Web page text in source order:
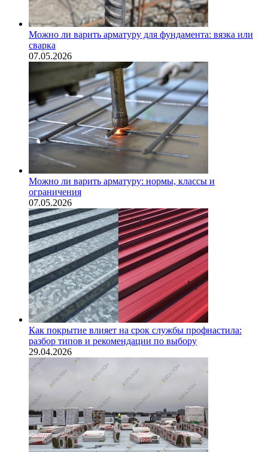
Можно ли варить арматуру для фундамента: вязка или
сварка
07.05.2026
Можно ли варить арматуру: нормы, классы и
ограничения
07.05.2026
Как покрытие влияет на срок службы профнастила:
разбор типов и рекомендации по выбору
29.04.2026